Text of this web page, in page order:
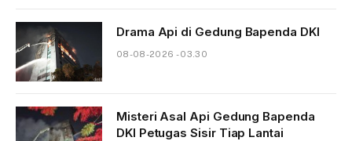
Drama Api di Gedung Bapenda DKI
08-08-2026 - 03.30
Misteri Asal Api Gedung Bapenda
DKI Petugas Sisir Tiap Lantai